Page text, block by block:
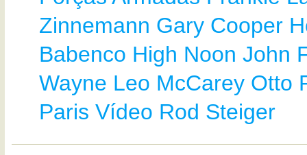
Zinnemann Gary Cooper
Babenco High Noon John
Wayne Leo McCarey Otto
Paris Vídeo Rod Steiger